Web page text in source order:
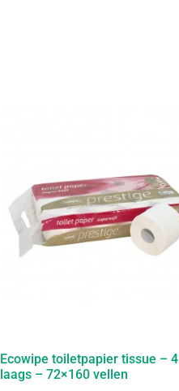
Ecowipe toiletpapier tissue – 4
laags – 72×160 vellen